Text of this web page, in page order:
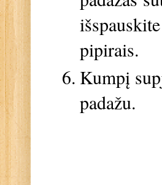
pipirais.
Kumpį
padažu.